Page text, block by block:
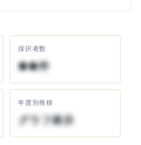
採択者数
●●件
年度別推移
グラフ表示